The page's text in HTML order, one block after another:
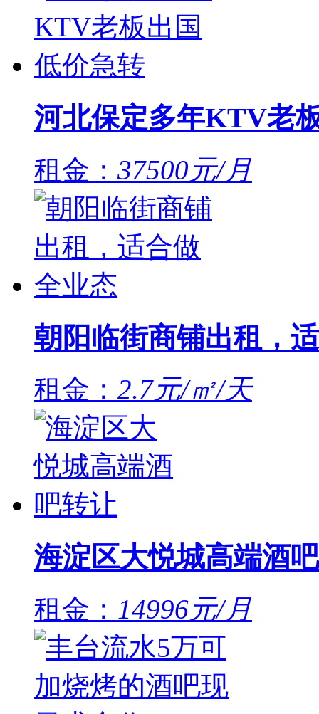
河北保定多年KTV老
租金： 37500元/月
朝阳临街商铺出租，
租金： 2.7元/㎡/天
海淀区大悦城高端酒
租金： 14996元/月